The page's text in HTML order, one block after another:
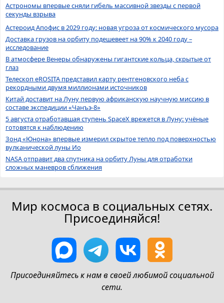
Астрономы впервые сняли гибель массивной звезды с первой
секунды взрыва
Астероид Апофис в 2029 году: новая угроза от космического мусора
Доставка грузов на орбиту подешевеет на 90% к 2040 году –
исследование
В атмосфере Венеры обнаружены гигантские кольца, скрытые от
глаз
Телескоп eROSITA представил карту рентгеновского неба с
рекордными двумя миллионами источников
Китай доставит на Луну первую африканскую научную миссию в
составе экспедиции «Чанъэ-8»
5 августа отработавшая ступень SpaceX врежется в Луну: учёные
готовятся к наблюдению
Зонд «Юнона» впервые измерил скрытое тепло под поверхностью
вулканической луны Ио
NASA отправит два спутника на орбиту Луны для отработки
сложных маневров сближения
Мир космоса в социальных сетях.
Присоединяйся!
Присоединяйтесь к нам в своей любимой социальной
сети.